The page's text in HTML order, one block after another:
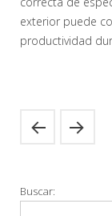
exterior puede
productividad
Buscar: